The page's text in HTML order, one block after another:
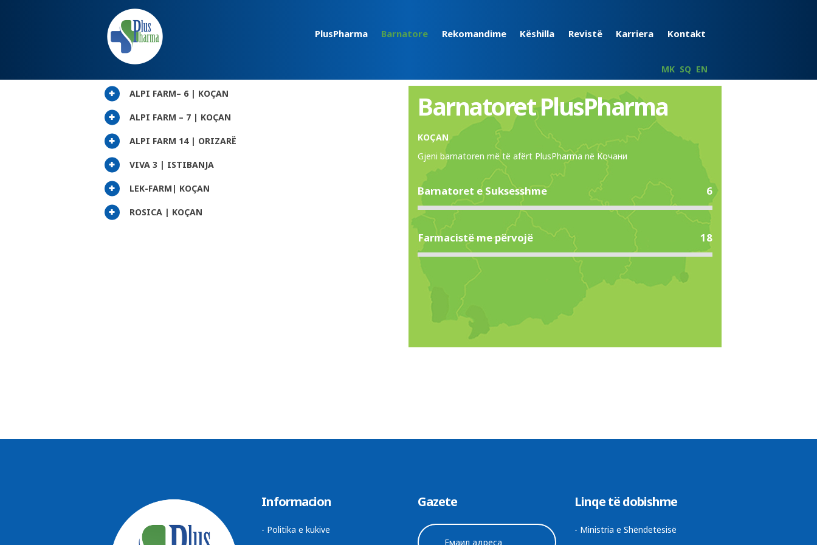
PlusPharma Barnatore Rekomandime Këshilla Revistë Karriera Kontakt
MK SQ EN
KARRIERA
ALPI FARM– 6 | KOÇAN
ALPI FARM – 7 | KOÇAN
ALPI FARM 14 | ORIZARË
VIVA 3 | ISTIBANJA
LEK-FARM| KOÇAN
ROSICA | KOÇAN
Barnatoret PlusPharma
KOÇAN
Gjeni barnatoren më të afërt PlusPharma në Кочани
Barnatoret e Suksesshme 6
Farmacistë me përvojë 18
Informacion
- Politika e kukive
Gazete Linqe të dobishme
- Ministria e Shëndetësisë